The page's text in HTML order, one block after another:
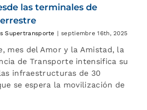
las terminales de
Supertransporte | septiembre 16th, 2025
mes del Amor y la Amistad, la
de Transporte intensifica su
infraestructuras de 30
se espera la movilización de